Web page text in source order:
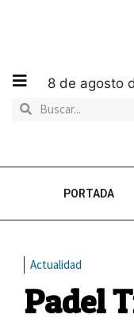
8 de agosto
PORTADA
Actualidad
Padel